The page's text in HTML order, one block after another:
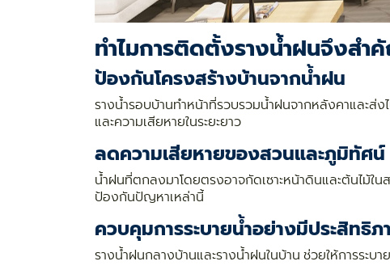
ทำไมการติดตั้งรางน้ำฝนจึงสำ
ป้องกันโครงสร้างบ้านจากน้ำฝน
รางน้ำรอบบ้านทำหน้าที่รวบรวมน้ำฝนจากหลังคาและส่ง
และความเสียหายในระยะยาว
ลดความเสียหายของสวนและภูมิทัศน์
น้ำฝนที่ตกลงมาโดยตรงอาจกัดเซาะหน้าดินและต้นไม้ใ
ป้องกันปัญหาเหล่านี้
ควบคุมการระบายน้ำอย่างมีประสิทธิภ
รางน้ำฝนกลางบ้านและรางน้ำฝนในบ้าน ช่วยให้การระ